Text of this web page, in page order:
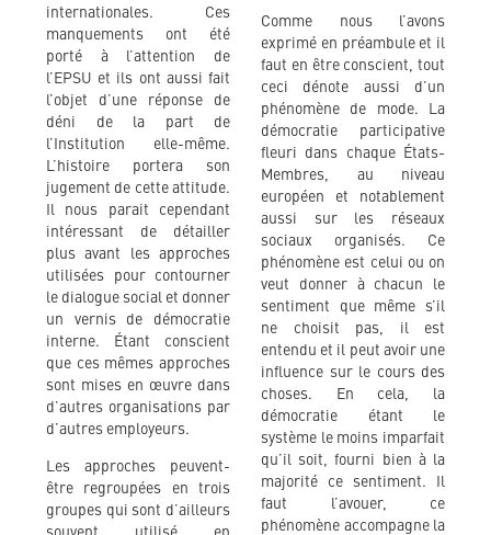
internationales. Ces
manquements ont été
porté à l’attention de
l’EPSU et ils ont aussi fait
l’objet d’une réponse de
déni de la part de
l’Institution elle-même.
L’histoire portera son
jugement de cette attitude.
Il nous parait cependant
intéressant de détailler
plus avant les approches
utilisées pour contourner
le dialogue social et donner
un vernis de démocratie
interne. Étant conscient
que ces mêmes approches
sont mises en œuvre dans
d’autres organisations par
d’autres employeurs.
Les approches peuvent-
être regroupées en trois
groupes qui sont d’ailleurs
Comme nous l’avons
exprimé en préambule et il
faut en être conscient, tout
ceci dénote aussi d’un
phénomène de mode. La
démocratie participative
fleuri dans chaque États-
Membres, au niveau
européen et notablement
aussi sur les réseaux
sociaux organisés. Ce
phénomène est celui ou on
veut donner à chacun le
sentiment que même s’il
ne choisit pas, il est
entendu et il peut avoir une
influence sur le cours des
choses. En cela, la
démocratie étant le
système le moins imparfait
qu’il soit, fourni bien à la
majorité ce sentiment. Il
faut l’avouer, ce
phénomène accompagne la